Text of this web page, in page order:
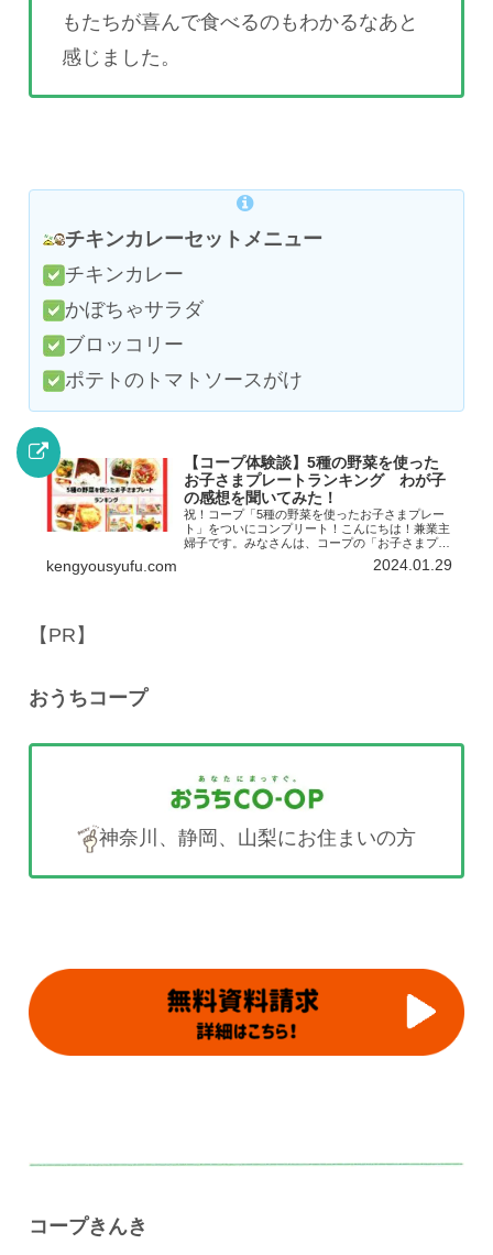
もたちが喜んで食べるのもわかるなあと
感じました。
チキンカレーセットメニュー
チキンカレー
かぼちゃサラダ
ブロッコリー
ポテトのトマトソースがけ
【コープ体験談】5種の野菜を使った
お子さまプレートランキング わが子
の感想を聞いてみた！
祝！コープ「5種の野菜を使ったお子さまプレー
ト」をついにコンプリート！こんにちは！兼業主
婦子です。みなさんは、コープの「お子さまプレ
ートシリーズ」をご存じですか？これ、知らない
方、損してますっ！特に忙しいパパ＆ママ必見！
kengyousyufu.com 2024.01.29
【PR】
おうちコープ
神奈川、静岡、山梨にお住まいの方
コープきんき